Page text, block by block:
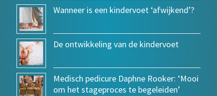
Wanneer is een kindervoet ‘afwijkend’?
De ontwikkeling van de kindervoet
Medisch pedicure Daphne Rooker: ‘Mooi
om het stageproces te begeleiden’